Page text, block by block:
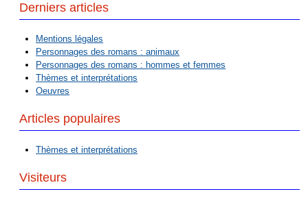
Derniers articles
Mentions légales
Personnages des romans : animaux
Personnages des romans : hommes et femmes
Thèmes et interprétations
Oeuvres
Articles populaires
Thèmes et interprétations
Visiteurs